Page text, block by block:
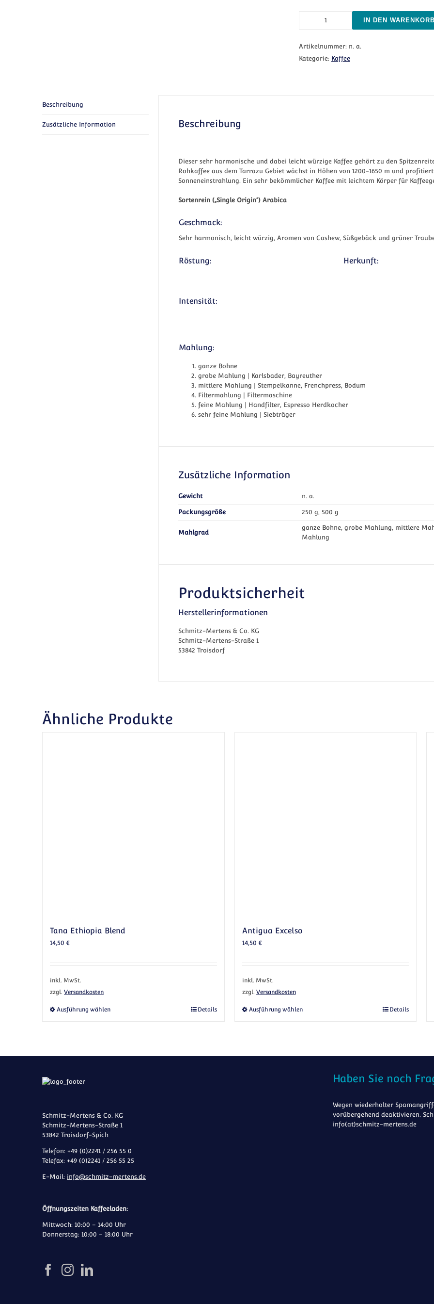
Costa Rica Tarrazu Menge
IN DEN
Artikelnummer: n. a.
Kategorie: Kaffee
Beschreibung
Zusätzliche Information Beschreibung
Dieser sehr harmonische und dabei leicht würzige Kaffee gehört zu den
Rohkaffee aus dem Tarrazu Gebiet wächst in Höhen von 1200-1650 m und
Sonneneinstrahlung. Ein sehr bekömmlicher Kaffee mit leichtem Körper für
Sortenrein („Single Origin“) Arabica
Geschmack:
Sehr harmonisch, leicht würzig, Aromen von Cashew, Süßgebäck und grüner
Röstung:
Intensität:
Herkunft:
Mahlung:
ganze Bohne
grobe Mahlung | Karlsbader, Bayreuther
mittlere Mahlung | Stempelkanne, Frenchpress, Bodum
Filtermahlung | Filtermaschine
feine Mahlung | Handfilter, Espresso Herdkocher
sehr feine Mahlung | Siebträger
Zusätzliche Information
Gewicht n. a.
Packungsgröße 250 g, 500 g
Mahlgrad
ganze Bohne, grobe Mahlung, mittlere
Mahlung
Produktsicherheit
Herstellerinformationen
Schmitz-Mertens & Co. KG
Schmitz-Mertens-Straße 1
53842 Troisdorf
Ähnliche Produkte
Tana Ethiopia Blend
14,50 €
inkl. MwSt.
zzgl. Versandkosten
Ausführung wählenDieses Produkt weist mehrere Varianten auf. Die Optionen können auf der Produktseite gewählt werden
Details
Antigua Excelso
14,50 €
inkl. MwSt.
zzgl. Versandkosten
Ausführung wählenDieses Produkt weist mehrere Varianten
Details
Schmitz-Mertens & Co. KG
Schmitz-Mertens-Straße 1
53842 Troisdorf-Spich
Telefon: +49 (0)2241 / 256 55 0
Telefax: +49 (0)2241 / 256 55 25
E-Mail: info@schmitz-mertens.de
Öffnungszeiten Kaffeeladen:
Mittwoch: 10:00 – 14:00 Uhr
Donnerstag: 10:00 – 18:00 Uhr
Haben Sie noch
Wegen wiederholter
vorübergehend deaktivieren.
info(at)schmitz-mertens.de